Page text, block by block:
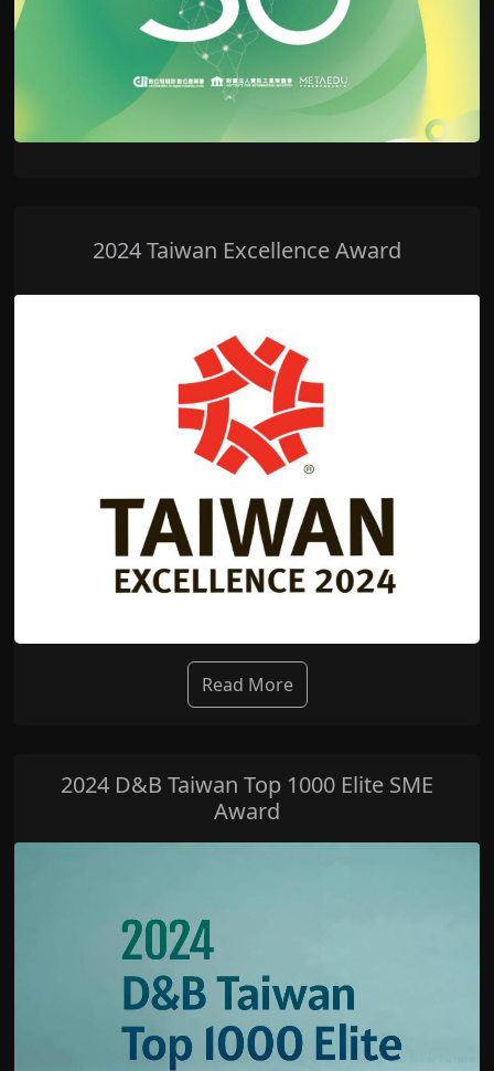
2024 Taiwan Excellence Award
Read More
2024 D&B Taiwan Top 1000 Elite SME
Award